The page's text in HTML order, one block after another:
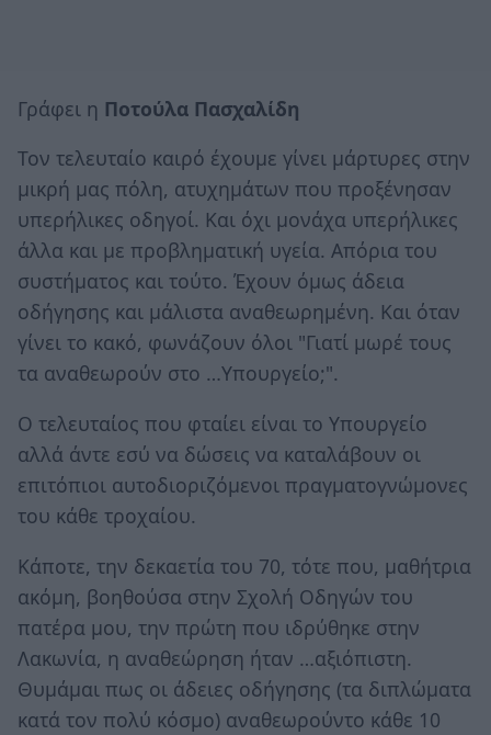
Γράφει η Ποτούλα Πασχαλίδη
Τον τελευταίο καιρό έχουμε γίνει μάρτυρες στην
μικρή μας πόλη, ατυχημάτων που προξένησαν
υπερήλικες οδηγοί. Και όχι μονάχα υπερήλικες
άλλα και με προβληματική υγεία. Απόρια του
συστήματος και τούτο. Έχουν όμως άδεια
οδήγησης και μάλιστα αναθεωρημένη. Και όταν
γίνει το κακό, φωνάζουν όλοι "Γιατί μωρέ τους
τα αναθεωρούν στο …Υπουργείο;".
Ο τελευταίος που φταίει είναι το Υπουργείο
αλλά άντε εσύ να δώσεις να καταλάβουν οι
επιτόπιοι αυτοδιοριζόμενοι πραγματογνώμονες
του κάθε τροχαίου.
Κάποτε, την δεκαετία του 70, τότε που, μαθήτρια
ακόμη, βοηθούσα στην Σχολή Οδηγών του
πατέρα μου, την πρώτη που ιδρύθηκε στην
Λακωνία, η αναθεώρηση ήταν …αξιόπιστη.
Θυμάμαι πως οι άδειες οδήγησης (τα διπλώματα
κατά τον πολύ κόσμο) αναθεωρούντο κάθε 10